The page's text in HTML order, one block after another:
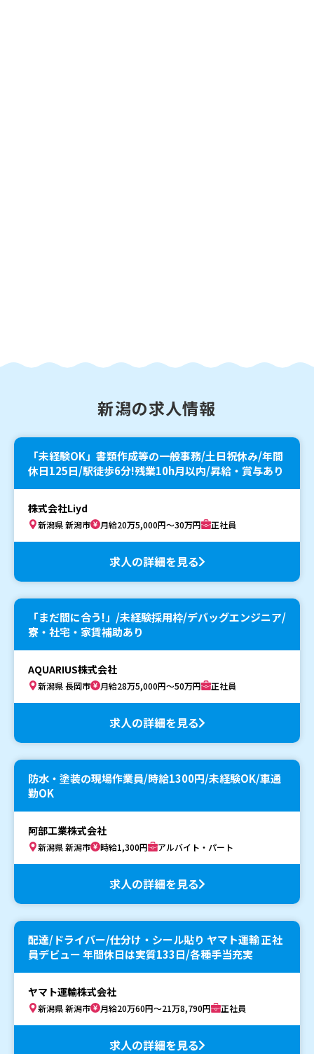
新潟の求人情報
「未経験OK」書類作成等の一般事務/土日祝休み/年間
休日125日/駅徒歩6分!残業10h月以内/昇給・賞与あり
株式会社Liyd
新潟県 新潟市 月給20万5,000円～30万円 正社員
求人の詳細を見る
「まだ間に合う!」/未経験採用枠/デバッグエンジニア/
寮・社宅・家賃補助あり
AQUARIUS株式会社
新潟県 長岡市 月給28万5,000円～50万円 正社員
求人の詳細を見る
防水・塗装の現場作業員/時給1300円/未経験OK/車通
勤OK
阿部工業株式会社
新潟県 新潟市 時給1,300円 アルバイト・パート
求人の詳細を見る
配達/ドライバー/仕分け・シール貼り ヤマト運輸 正社
員デビュー 年間休日は実質133日/各種手当充実
ヤマト運輸株式会社
新潟県 新潟市 月給20万60円～21万8,790円 正社員
求人の詳細を見る